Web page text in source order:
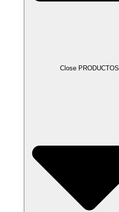
Close PRODUCTOS